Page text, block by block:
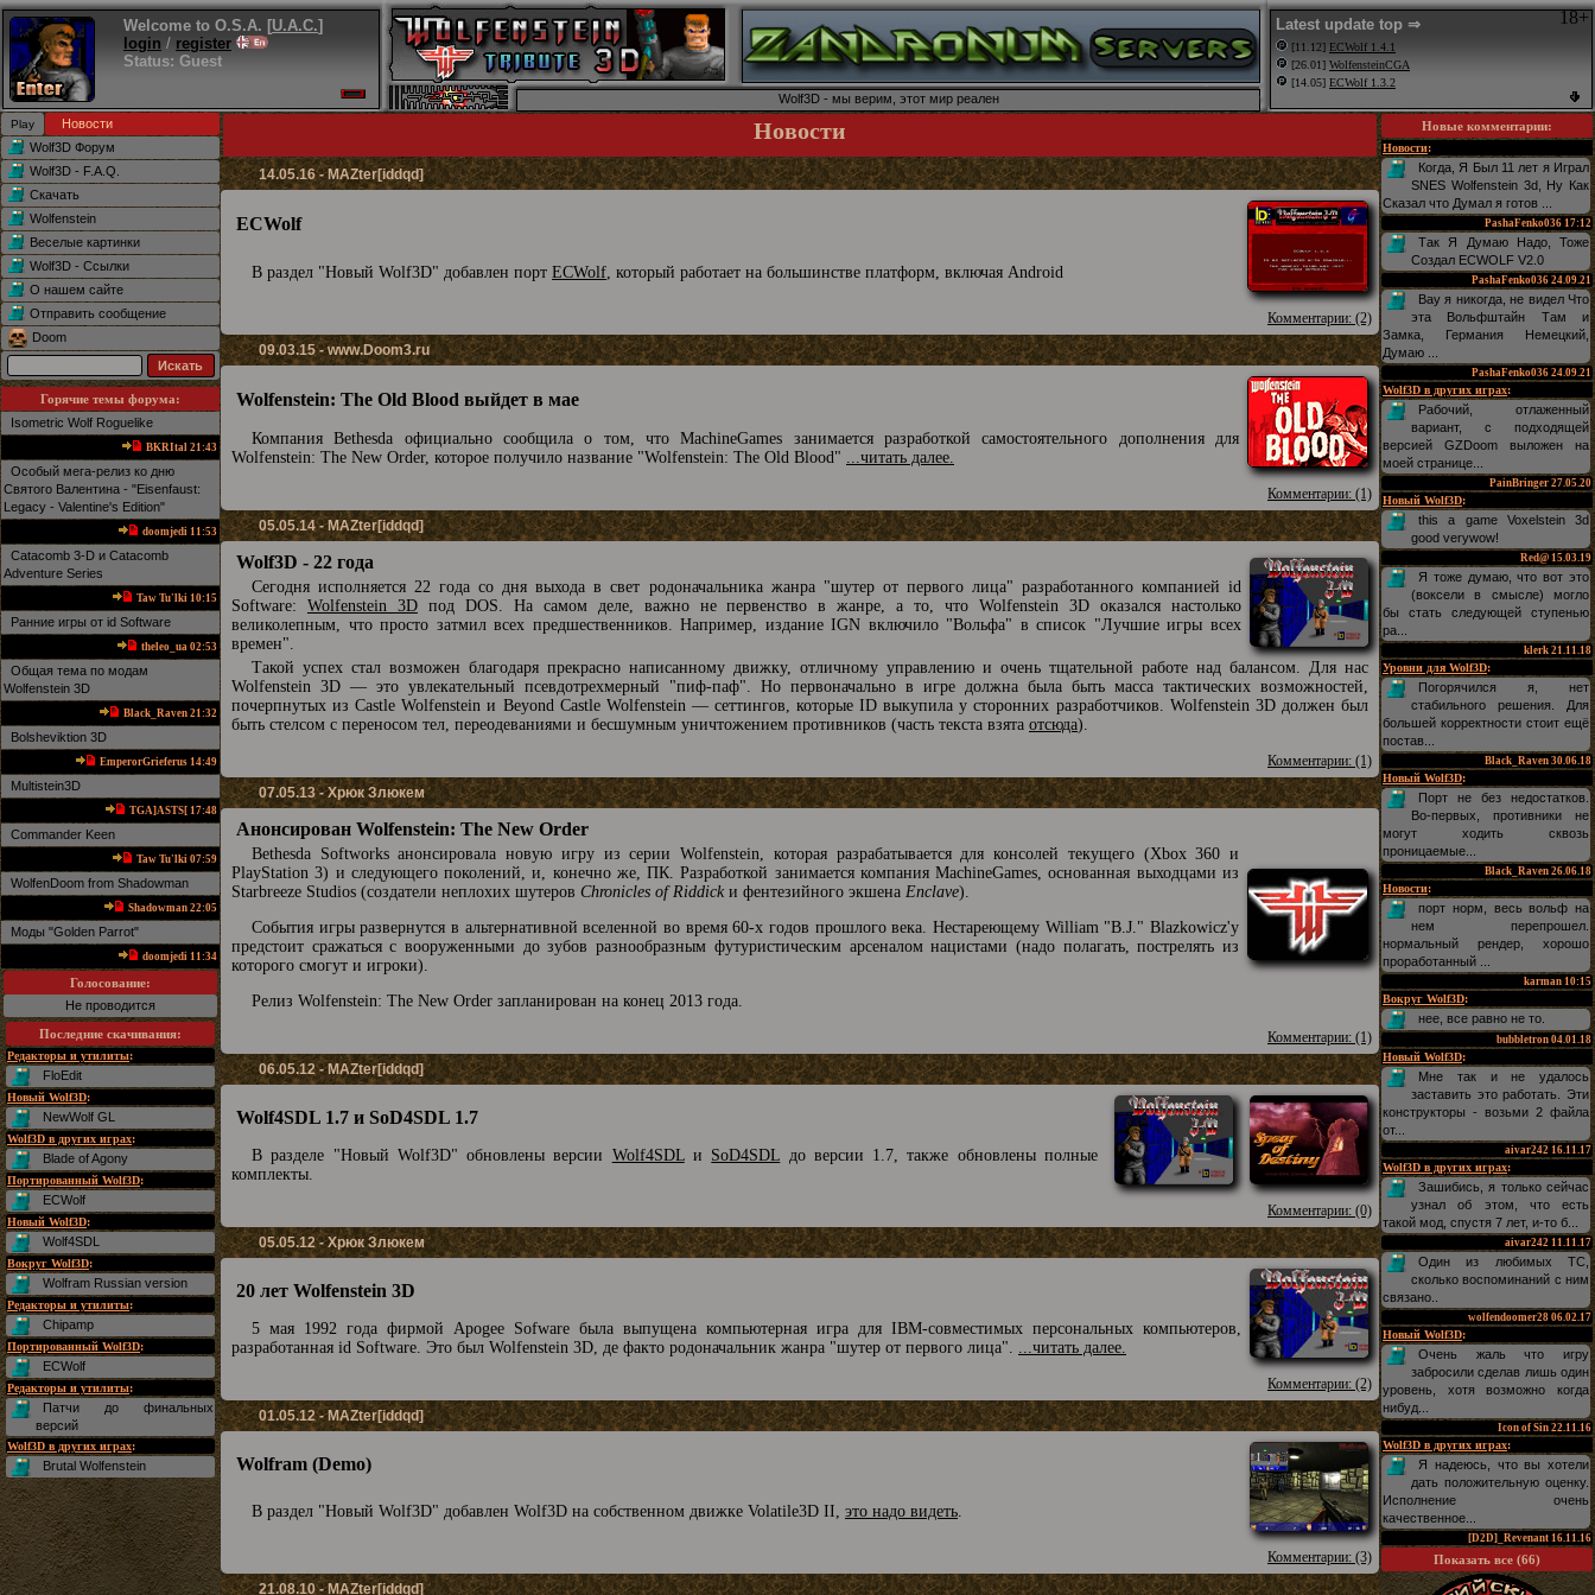
18+
Welcome to O.S.A. [U.A.C.]
login / register
Status: Guest
Latest update top ⇒
[11.12] ECWolf 1.4.1
[26.01] WolfensteinCGA
[14.05] ECWolf 1.3.2
Wolf3D - мы верим, этот мир реален
Новости
Wolf3D Форум
Wolf3D - F.A.Q.
Скачать
Wolfenstein
Веселые картинки
Wolf3D - Ссылки
О нашем сайте
Отправить сообщение
Doom
Горячие темы форума:
Isometric Wolf Roguelike
BKRItal 21:43
Особый мега-релиз ко дню
Святого Валентина - "Eisenfaust:
Legacy - Valentine's Edition"
doomjedi 11:53
Catacomb 3-D и Catacomb
Adventure Series
Taw Tu'lki 10:15
Ранние игры от id Software
theleo_ua 02:53
Общая тема по модам
Wolfenstein 3D
Black_Raven 21:32
Bolsheviktion 3D
EmperorGrieferus 14:49
Multistein3D
TGA]ASTS[ 17:48
Commander Keen
Taw Tu'lki 07:59
WolfenDoom from Shadowman
Shadowman 22:05
Mоды "Golden Parrot"
doomjedi 11:34
Голосование:
Не проводится
Последние скачивания:
Редакторы и утилиты:
FloEdit
Новый Wolf3D:
NewWolf GL
Wolf3D в других играх:
Blade of Agony
Портированный Wolf3D:
ECWolf
Новый Wolf3D:
Wolf4SDL
Вокруг Wolf3D:
Wolfram Russian version
Редакторы и утилиты:
Chipamp
Портированный Wolf3D:
ECWolf
Редакторы и утилиты:
Патчи до финальных
версий
Wolf3D в других играх:
Brutal Wolfenstein
Новости
14.05.16 - MAZter[iddqd]
ECWolf
В раздел "Новый Wolf3D" добавлен порт ECWolf, который работает на большинстве платформ, включая Android
Комментарии: (2)
09.03.15 -www.Doom3.ru
Wolfenstein: The Old Blood выйдет в мае
Компания Bethesda официально сообщила о том, что MachineGames занимается разработкой самостоятельного дополнения для
Wolfenstein: The New Order, которое получило название "Wolfenstein: The Old Blood" ...читать далее.
Комментарии: (1)
05.05.14 - MAZter[iddqd]
Wolf3D - 22 года
Сегодня исполняется 22 года со дня выхода в свет родоначальника жанра "шутер от первого лица" разработанного компанией id
Software: Wolfenstein 3Dпод DOS. На самом деле, важно не первенство в жанре, а то, что Wolfenstein 3D оказался настолько
великолепным, что просто затмил всех предшественников. Например, издание IGN включило "Вольфа" в список "Лучшие игры всех
времен".
Такой успех стал возможен благодаря прекрасно написанному движку, отличному управлению и очень тщательной работе над балансом. Для нас
Wolfenstein 3D — это увлекательный псевдотрехмерный "пиф-паф". Но первоначально в игре должна была быть масса тактических возможностей,
почерпнутых из Castle Wolfenstein и Beyond Castle Wolfenstein — сеттингов, которые ID выкупила у сторонних разработчиков. Wolfenstein 3D должен был
быть стелсом с переносом тел, переодеваниями и бесшумным уничтожением противников (часть текста взята отсюда).
Комментарии: (1)
07.05.13 - Хрюк Злюкем
Анонсирован Wolfenstein: The New Order
Bethesda Softworks анонсировала новую игру из серии Wolfenstein, которая разрабатывается для консолей текущего (Xbox 360 и
PlayStation 3) и следующего поколений, и, конечно же, ПК. Разработкой занимается компания MachineGames, основанная выходцами из
Starbreeze Studios (создатели неплохих шутеров Chronicles of Riddick и фентезийного экшена Enclave).
События игры развернутся в альтернативной вселенной во время 60-х годов прошлого века. Нестареющему William "B.J." Blazkowicz'у
предстоит сражаться с вооруженными до зубов разнообразным футуристическим арсеналом нацистами (надо полагать, пострелять из
которого смогут и игроки).
Релиз Wolfenstein: The New Order запланирован на конец 2013 года.
Комментарии: (1)
06.05.12 - MAZter[iddqd]
Wolf4SDL 1.7 и SoD4SDL 1.7
В разделе "Новый Wolf3D" обновлены версии Wolf4SDLи SoD4SDL до версии 1.7, также обновлены полные
комплекты.
Комментарии: (0)
05.05.12 - Хрюк Злюкем
20 лет Wolfenstein 3D
5 мая 1992 года фирмой Apogee Sofware была выпущена компьютерная игра для IBM-совместимых персональных компьютеров,
разработанная id Software. Это был Wolfenstein 3D, де факто родоначальник жанра "шутер от первого лица". ...читать далее.
Комментарии: (2)
01.05.12 - MAZter[iddqd]
Wolfram (Demo)
В раздел "Новый Wolf3D" добавлен Wolf3D на собственном движке Volatile3D II, это надо видеть.
Комментарии: (3)
21.08.10 - MAZter[iddqd]
Новые комментарии:
Новости:
Когда, Я Был 11 лет я Играл
SNES Wolfenstein 3d, Ну Как
Сказал что Думал я готов ...
PashaFenko036 17:12
Так Я Думаю Надо, Тоже
Создал ECWOLF V2.0
PashaFenko036 24.09.21
Вау я никогда, не видел Что
эта Вольфштайн Там и
Замка, Германия Немецкий,
Думаю ...
PashaFenko036 24.09.21
Wolf3D в других играх:
Рабочий, отлаженный
вариант, с подходящей
версией GZDoom выложен на
моей странице...
PainBringer 27.05.20
Новый Wolf3D:
this a game Voxelstein 3d
good verywow!
Red@ 15.03.19
Я тоже думаю, что вот это
(воксели в смысле) могло
бы стать следующей ступенью
ра...
klerk 21.11.18
Уровни для Wolf3D:
Погорячился я, нет
стабильного решения. Для
большей корректности стоит ещё
постав...
Black_Raven 30.06.18
Новый Wolf3D:
Порт не без недостатков.
Во-первых, противники не
могут ходить сквозь
проницаемые...
Black_Raven 26.06.18
Новости:
порт норм, весь вольф на
нем перепрошел.
нормальный рендер, хорошо
проработанный ...
karman 10:15
Вокруг Wolf3D:
нее, все равно не то.
bubbletron 04.01.18
Новый Wolf3D:
Мне так и не удалось
заставить это работать. Эти
конструкторы - возьми 2 файла
от...
aivar242 16.11.17
Wolf3D в других играх:
Зашибись, я только сейчас
узнал об этом, что есть
такой мод, спустя 7 лет, и-то б...
aivar242 11.11.17
Один из любимых TC,
сколько воспоминаний с ним
связано..
wolfendoomer28 06.02.17
Новый Wolf3D:
Очень жаль что игру
забросили сделав лишь один
уровень, хотя возможно когда
нибуд...
Icon of Sin 22.11.16
Wolf3D в других играх:
Я надеюсь, что вы хотели
дать положительную оценку.
Исполнение очень
качественное...
[D2D]_Revenant 16.11.16
Показать все (66)